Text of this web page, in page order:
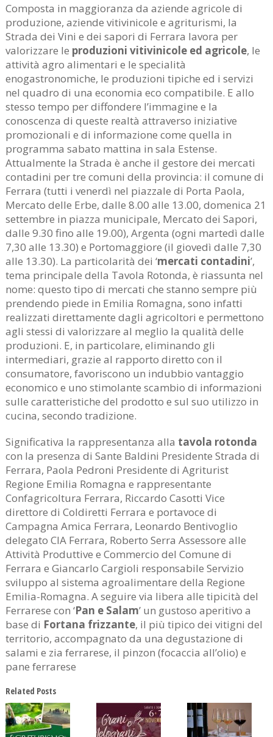
Composta in maggioranza da aziende agricole di
produzione, aziende vitivinicole e agriturismi, la
Strada dei Vini e dei sapori di Ferrara lavora per
valorizzare le produzioni vitivinicole ed agricole, le
attività agro alimentari e le specialità
enogastronomiche, le produzioni tipiche ed i servizi
nel quadro di una economia eco compatibile. E allo
stesso tempo per diffondere l’immagine e la
conoscenza di queste realtà attraverso iniziative
promozionali e di informazione come quella in
programma sabato mattina in sala Estense.
Attualmente la Strada è anche il gestore dei mercati
contadini per tre comuni della provincia: il comune di
Ferrara (tutti i venerdì nel piazzale di Porta Paola,
Mercato delle Erbe, dalle 8.00 alle 13.00, domenica 21
settembre in piazza municipale, Mercato dei Sapori,
dalle 9.30 fino alle 19.00), Argenta (ogni martedì dalle
7,30 alle 13.30) e Portomaggiore (il giovedì dalle 7,30
alle 13.30). La particolarità dei ‘mercati contadini’,
tema principale della Tavola Rotonda, è riassunta nel
nome: questo tipo di mercati che stanno sempre più
prendendo piede in Emilia Romagna, sono infatti
realizzati direttamente dagli agricoltori e permettono
agli stessi di valorizzare al meglio la qualità delle
produzioni. E, in particolare, eliminando gli
intermediari, grazie al rapporto diretto con il
consumatore, favoriscono un indubbio vantaggio
economico e uno stimolante scambio di informazioni
sulle caratteristiche del prodotto e sul suo utilizzo in
cucina, secondo tradizione.
Significativa la rappresentanza alla tavola rotonda
con la presenza di Sante Baldini Presidente Strada di
Ferrara, Paola Pedroni Presidente di Agriturist
Regione Emilia Romagna e rappresentante
Confagricoltura Ferrara, Riccardo Casotti Vice
direttore di Coldiretti Ferrara e portavoce di
Campagna Amica Ferrara, Leonardo Bentivoglio
delegato CIA Ferrara, Roberto Serra Assessore alle
Attività Produttive e Commercio del Comune di
Ferrara e Giancarlo Cargioli responsabile Servizio
sviluppo al sistema agroalimentare della Regione
Emilia-Romagna. A seguire via libera alle tipicità del
Ferrarese con ‘Pan e Salam’ un gustoso aperitivo a
base di Fortana frizzante, il più tipico dei vitigni del
territorio, accompagnato da una degustazione di
salami e zia ferrarese, il pinzon (focaccia all’olio) e
pane ferrarese
Related Posts